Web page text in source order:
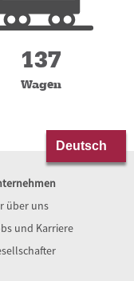
137
Wagen
über uns
und Karriere